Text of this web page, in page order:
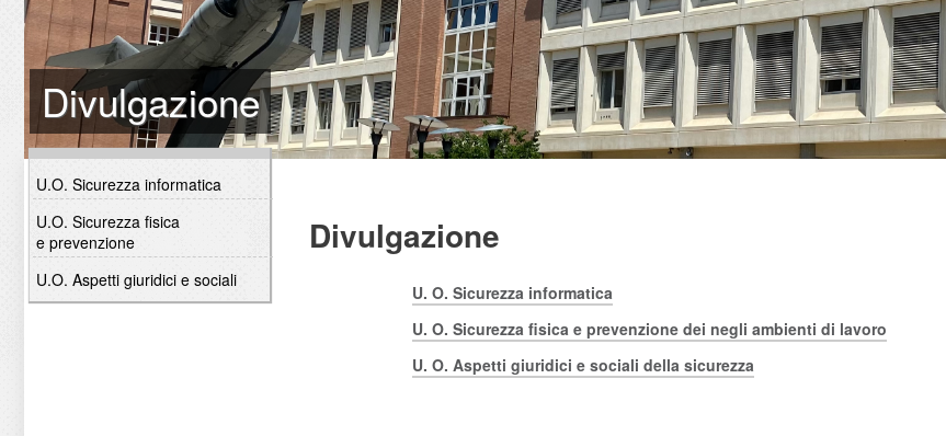
Divulgazione
U.O. Sicurezza informatica
U.O. Sicurezza fisica
e prevenzione
U.O. Aspetti giuridici e sociali
Divulgazione
U. O. Sicurezza informatica
U. O. Sicurezza fisica e prevenzione dei negli ambienti di lavoro
U. O. Aspetti giuridici e sociali della sicurezza